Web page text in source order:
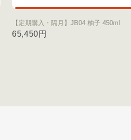
【定期購入・隔月】JB04 柚子 450ml
65,450円